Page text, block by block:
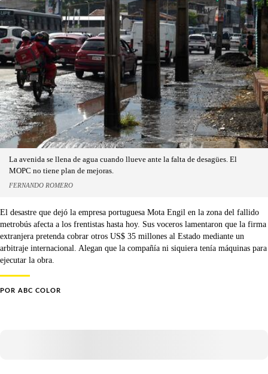
La avenida se llena de agua cuando llueve ante la falta de desagües. El
MOPC no tiene plan de mejoras.
FERNANDO ROMERO
El desastre que dejó la empresa portuguesa Mota Engil en la zona del fallido
metrobús afecta a los frentistas hasta hoy. Sus voceros lamentaron que la firma
extranjera pretenda cobrar otros US$ 35 millones al Estado mediante un
arbitraje internacional. Alegan que la compañía ni siquiera tenía máquinas para
ejecutar la obra.
POR ABC COLOR